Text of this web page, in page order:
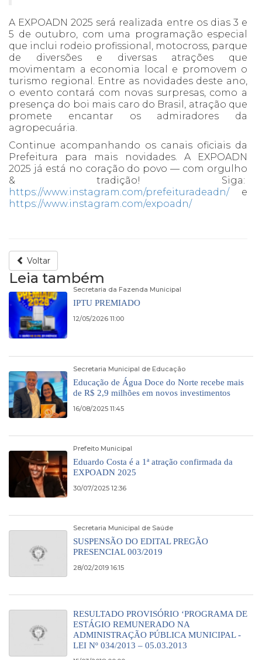
A EXPOADN 2025 será realizada entre os dias 3 e
5 de outubro, com uma programação especial
que inclui rodeio profissional, motocross, parque
de diversões e diversas atrações que
movimentam a economia local e promovem o
turismo regional. Entre as novidades deste ano,
o evento contará com novas surpresas, como a
presença do boi mais caro do Brasil, atração que
promete encantar os admiradores da
agropecuária.
Continue acompanhando os canais oficiais da
Prefeitura para mais novidades. A EXPOADN
2025 já está no coração do povo — com orgulho
& tradição! Siga:
https://www.instagram.com/prefeituradeadn/e
https://www.instagram.com/expoadn/
Voltar
Leia também
Secretaria da Fazenda Municipal
IPTU PREMIADO
12/05/2026 11:00
Secretaria Municipal de Educação
Educação de Água Doce do Norte recebe mais
de R$ 2,9 milhões em novos investimentos
16/08/2025 11:45
Prefeito Municipal
Eduardo Costa é a 1ª atração confirmada da
EXPOADN 2025
30/07/2025 12:36
Secretaria Municipal de Saúde
SUSPENSÃO DO EDITAL PREGÃO
PRESENCIAL 003/2019
28/02/2019 16:15
RESULTADO PROVISÓRIO ‘PROGRAMA DE
ESTÁGIO REMUNERADO NA
ADMINISTRAÇÃO PÚBLICA MUNICIPAL -
LEI Nº 034/2013 – 05.03.2013